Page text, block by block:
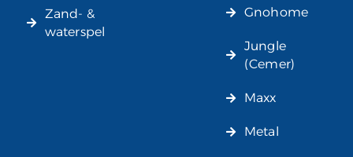
Zand- &
waterspel
Gnohome
Jungle
(Cemer)
Maxx
Metal